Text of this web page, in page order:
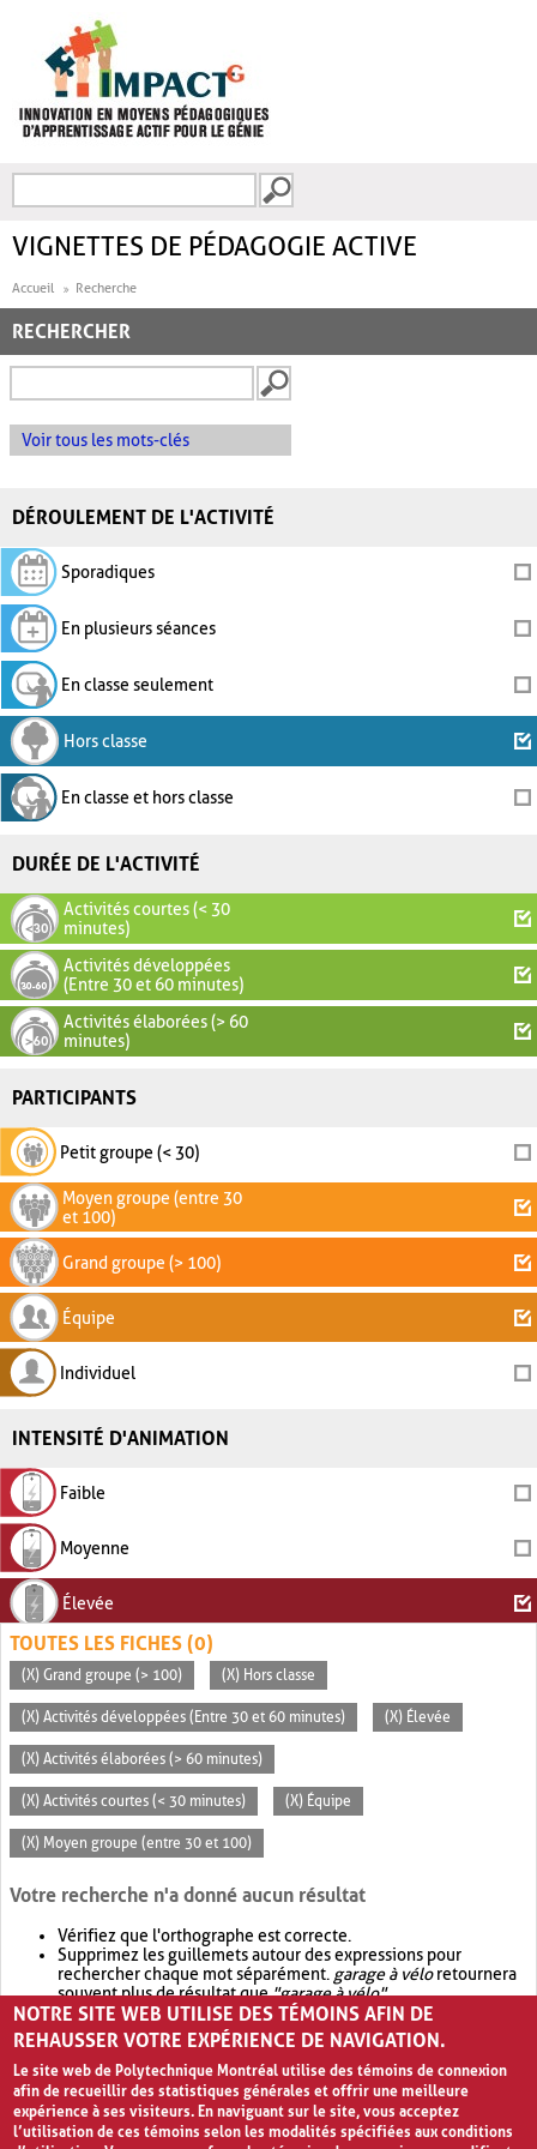
FORMULAIRE DE
VIGNETTES DE PÉDAGOGIE ACTIVE
Accueil Recherche
RECHERCHER
Voir tous les mots-clés
DÉROULEMENT DE L'ACTIVITÉ
Sporadiques
En plusieurs séances
En classe seulement
Hors classe
En classe et hors classe
DURÉE DE L'ACTIVITÉ
Activités courtes (< 30
minutes)
Activités développées
(Entre 30 et 60 minutes)
Activités élaborées (> 60
minutes)
PARTICIPANTS
Petit groupe (< 30)
Moyen groupe (entre 30
et 100)
Grand groupe (> 100)
Équipe
Individuel
INTENSITÉ D'ANIMATION
Faible
Moyenne
Élevée
TOUTES LES FICHES (0)
(X) Grand groupe (> 100) (X) Hors classe
(X) Activités développées (Entre 30 et 60 minutes) (X) Élevée
(X) Activités élaborées (> 60 minutes)
(X) Activités courtes (< 30 minutes) (X) Équipe
(X) Moyen groupe (entre 30 et 100)
Votre recherche n'a donné aucun résultat
Vérifiez que l'orthographe est correcte.
Supprimez les guillemets autour des expressions pour
rechercher chaque mot séparément. garage à véloretournera
souvent plus de résultat que"garage à vélo".
Envisagez d'élargir votre recherche avec OR.garage OR vélo
retournera souvent plus de résultat quegarage à vélo
NOTRE SITE WEB UTILISE DES TÉMOINS AFIN DE
REHAUSSER VOTRE EXPÉRIENCE DE NAVIGATION.
Le site web de Polytechnique Montréal utilise des témoins de connexion
afin de recueillir des statistiques générales et offrir une meilleure
expérience à ses visiteurs. En naviguant sur le site, vous acceptez
l’utilisation de ces témoins selon les modalités spécifiées aux conditions